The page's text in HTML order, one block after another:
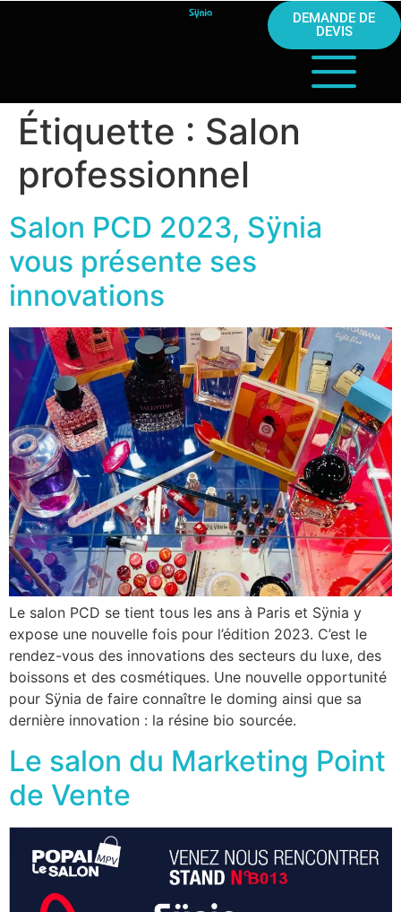
DEMANDE DE
DEVIS
Étiquette : Salon
professionnel
Salon PCD 2023, Sÿnia
vous présente ses
innovations
Le salon PCD se tient tous les ans à Paris et Sÿnia y
expose une nouvelle fois pour l’édition 2023. C’est le
rendez-vous des innovations des secteurs du luxe, des
boissons et des cosmétiques. Une nouvelle opportunité
pour Sÿnia de faire connaître le doming ainsi que sa
dernière innovation : la résine bio sourcée.
Le salon du Marketing Point
de Vente